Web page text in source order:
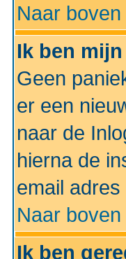
Naar boven
Ik ben
Geen
er een
naar de
hierna de
email
Naar boven
Ik ben